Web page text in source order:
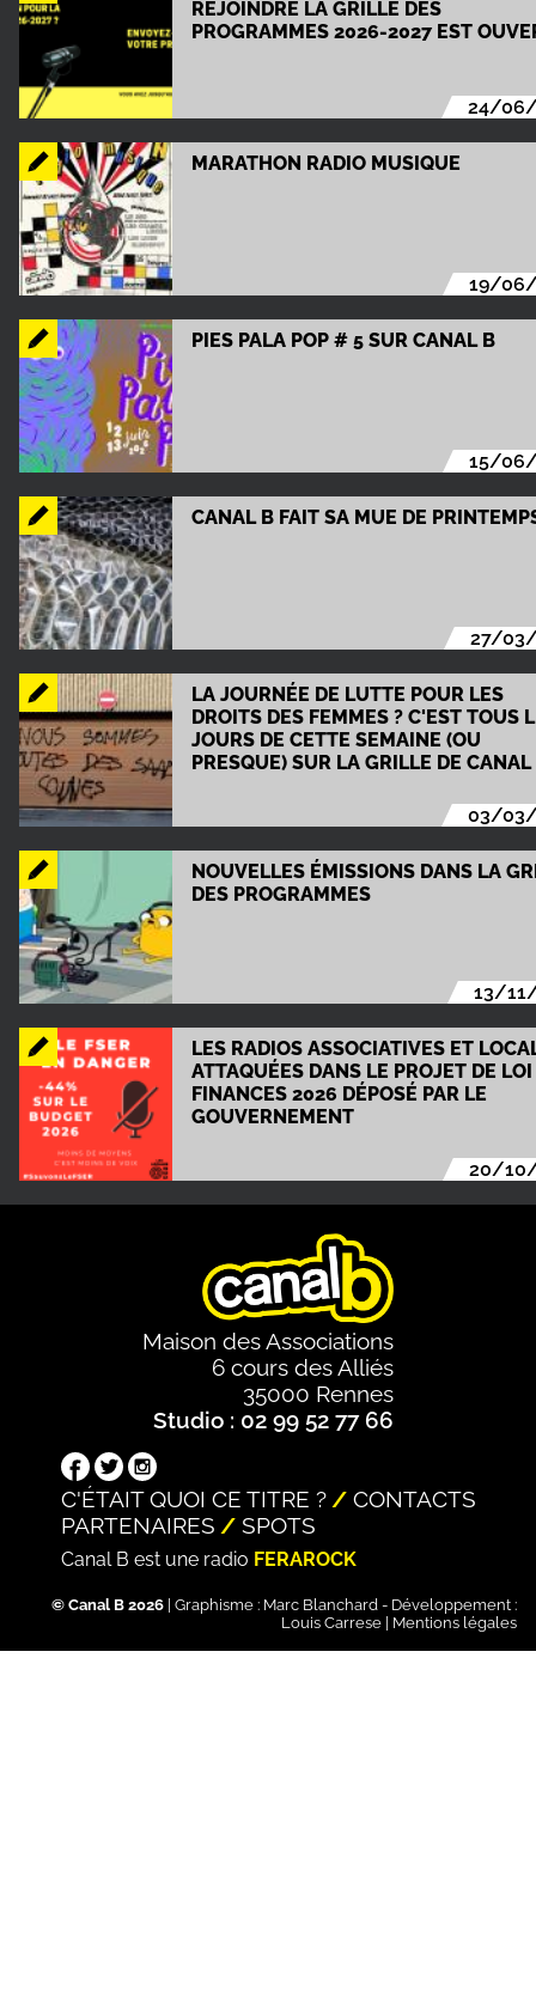
REJOINDRE LA GRILLE DES
PROGRAMMES 2026-2027 EST
24/
MARATHON RADIO MUSIQUE
19/
PIES PALA POP # 5 SUR CANAL B
15/
CANAL B FAIT SA MUE DE
27/
LA JOURNÉE DE LUTTE POUR LES
DROITS DES FEMMES ? C'EST TOUS
JOURS DE CETTE SEMAINE (OU
PRESQUE) SUR LA GRILLE DE
03/
NOUVELLES ÉMISSIONS DANS LA
DES PROGRAMMES
13/
LES RADIOS ASSOCIATIVES ET
ATTAQUÉES DANS LE PROJET DE LOI
FINANCES 2026 DÉPOSÉ PAR LE
GOUVERNEMENT
20/
Maison des Associations
6 cours des Alliés
35000 Rennes
Studio : 02 99 52 77 66
C'ÉTAIT QUOI CE TITRE ?
CONTACTS
PARTENAIRES
SPOTS
Canal B est une radio FERAROCK
© Canal B 2026 | Graphisme : Marc Blanchard - Développement :
Louis Carrese | Mentions légales